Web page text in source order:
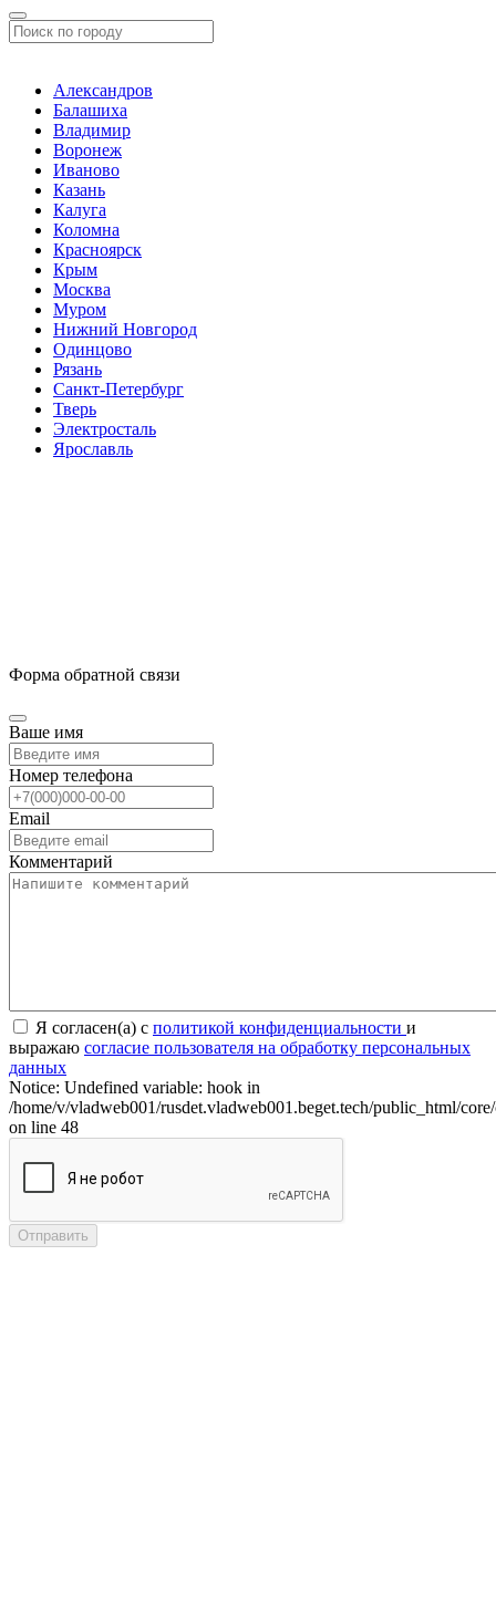
Александров
Балашиха
Владимир
Воронеж
Иваново
Казань
Калуга
Коломна
Красноярск
Крым
Москва
Муром
Нижний Новгород
Одинцово
Рязань
Санкт-Петербург
Тверь
Электросталь
Ярославль
Форма обратной связи
Ваше имя
Номер телефона
Email
Комментарий
Я согласен(а) с политикой конфиденциальности и
выражаю согласие пользователя на обработку персональных
данных
Notice: Undefined variable: hook in
/home/v/vladweb001/rusdet.vladweb001.beget.tech/public_html/
on line 48
Отправить